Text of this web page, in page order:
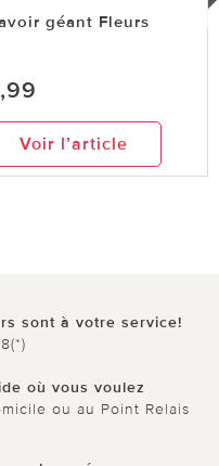
géant Fleurs
Voir l’article
sont à votre service!
où vous voulez
ou au Point Relais